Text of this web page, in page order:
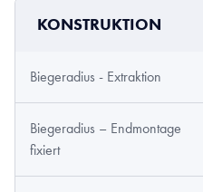
KONSTRUKTION
Biegeradius - Extraktion
Biegeradius – Endmontage
fixiert